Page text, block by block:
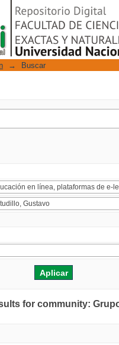
→ Buscar
for community: